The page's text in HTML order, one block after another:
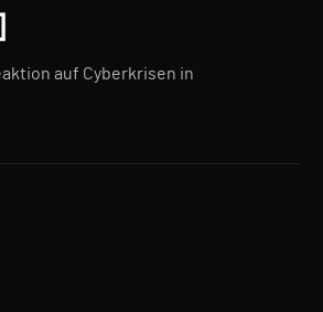
auf Cyberkrisen in